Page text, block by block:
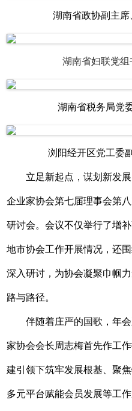
湖南省政协副主
湖南省妇联党
湖南省税务局党
浏阳经开区党工委
立足新起点，谋划新发
企业家协会第七届理事会第
研讨会。会议不仅举行了增
地市协会工作开展情况，还
深入研讨，为协会凝聚巾帼
路与路径。
伴随着庄严的国歌，年
家协会会长周志梅首先作工
建引领下筑牢发展根基、聚
多元平台赋能会员发展等工